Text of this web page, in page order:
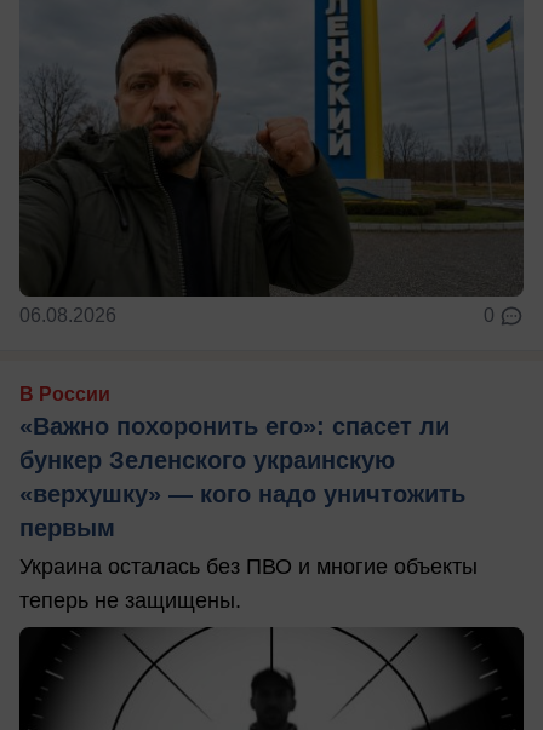
06.08.2026 0
В России
«Важно похоронить его»: спасет ли
бункер Зеленского украинскую
«верхушку» — кого надо уничтожить
первым
Украина осталась без ПВО и многие объекты
теперь не защищены.